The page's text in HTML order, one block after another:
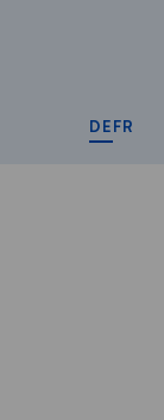
DE FR